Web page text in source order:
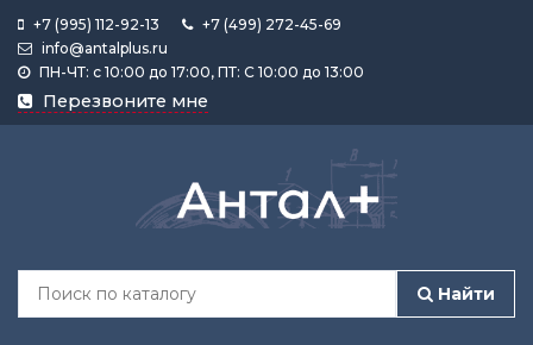
+7 (995) 112-92-13
+7 (499) 272-45-69
info@antalplus.ru
ПН-ЧТ: с 10:00 до 17:00, ПТ: С 10:00 до 13:00
Перезвоните мне
Найти
Каталог
продукции
Лента